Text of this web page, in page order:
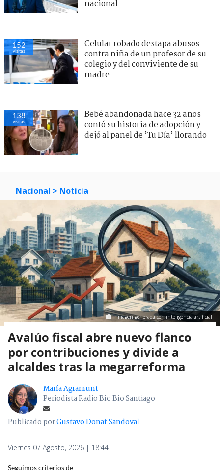
nacional
152
visitas
Celular robado destapa abusos
contra niña de un profesor de su
colegio y del conviviente de su
madre
138
visitas
Bebé abandonada hace 32 años
contó su historia de adopción y
dejó al panel de ’Tu Día’ llorando
Nacional > Noticia
Imagen generada con inteligencia artificial
Avalúo fiscal abre nuevo flanco
por contribuciones y divide a
alcaldes tras la megarreforma
María Agramunt
Periodista Radio Bío Bío Santiago
Publicado porGustavo Donat Sandoval
Viernes 07 Agosto, 2026 | 18:44
Seguimos criterios de